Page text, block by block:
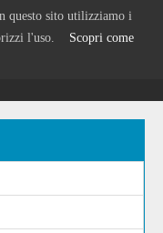
questo sito utilizziamo i
l'uso. Scopri come